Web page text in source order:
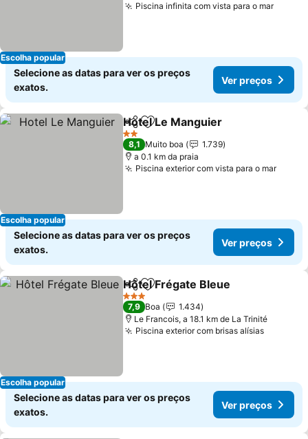
Escolha popular
Piscina infinita com vista para o mar
Selecione as datas para ver os preços
exatos.
Ver preços
Escolha popular
PartilharAdicionar aos favoritos
Hotel Le Manguier
2 Estrelas
8,1 Muito boa
1.739
a 0.1 km da praia
Piscina exterior com vista para o mar
Selecione as datas para ver os preços
exatos.
Ver preços
Escolha popular
PartilharAdicionar aos favoritos
Hôtel Frégate Bleue
3 Estrelas
7,9 Boa
1.434
Le Francois, a 18.1 km de La Trinité
Piscina exterior com brisas alísias
Selecione as datas para ver os preços
exatos.
Ver preços